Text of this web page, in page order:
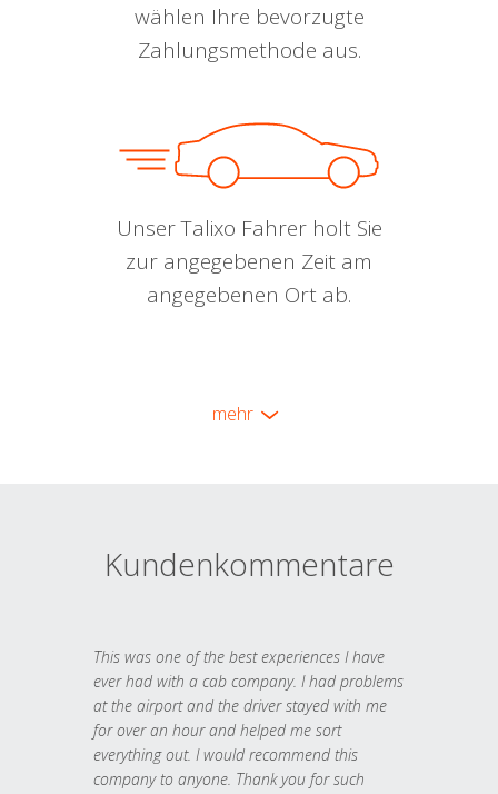
wählen Ihre bevorzugte
Zahlungsmethode aus.
Unser Talixo Fahrer holt Sie
zur angegebenen Zeit am
angegebenen Ort ab.
mehr
Kundenkommentare
This was one of the best experiences I have
ever had with a cab company. I had problems
at the airport and the driver stayed with me
for over an hour and helped me sort
everything out. I would recommend this
company to anyone. Thank you for such